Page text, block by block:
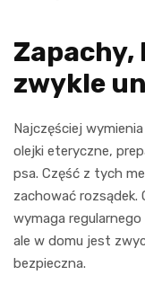
zwykle
Najczęściej
olejki eteryczne,
psa. Część z tych
zachować rozsądek.
wymaga
ale w domu jest
bezpieczna.